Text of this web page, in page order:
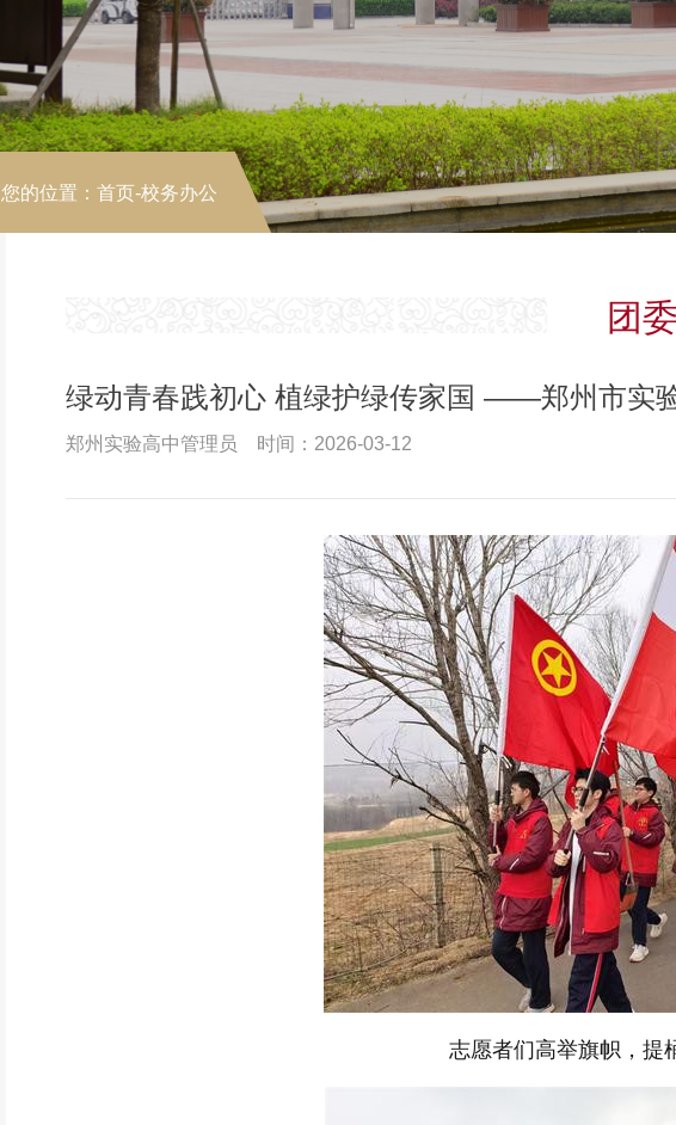
您的位置： 首页-校务办公
团
绿动青春践初心 植绿护绿传家国 ——郑州市实
郑州实验高中管理员 时间：2026-03-12
志愿者们高举旗帜，提